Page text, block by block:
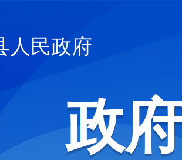
人民政府
政